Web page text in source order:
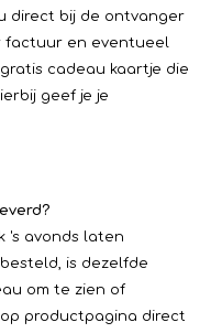
direct bij de ontvanger
factuur en eventueel
cadeau kaartje die
geef je je
's avonds laten
is dezelfde
om te zien of
productpagina direct